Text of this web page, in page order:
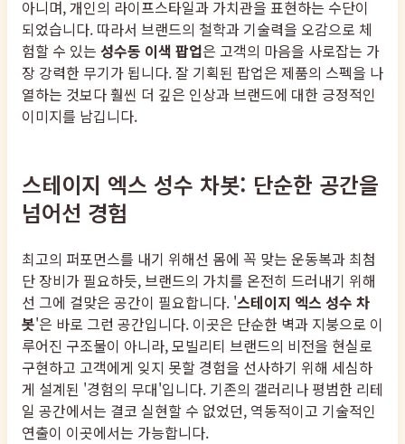
아니며, 개인의 라이프스타일과 가치관을 표현하는 수단이
되었습니다. 따라서 브랜드의 철학과 기술력을 오감으로 체
험할 수 있는 성수동 이색 팝업은 고객의 마음을 사로잡는 가
장 강력한 무기가 됩니다. 잘 기획된 팝업은 제품의 스펙을 나
열하는 것보다 훨씬 더 깊은 인상과 브랜드에 대한 긍정적인
이미지를 남깁니다.
스테이지 엑스 성수 차봇: 단순한 공간을
넘어선 경험
최고의 퍼포먼스를 내기 위해선 몸에 꼭 맞는 운동복과 최첨
단 장비가 필요하듯, 브랜드의 가치를 온전히 드러내기 위해
선 그에 걸맞은 공간이 필요합니다. '스테이지 엑스 성수 차
봇'은 바로 그런 공간입니다. 이곳은 단순한 벽과 지붕으로 이
루어진 구조물이 아니라, 모빌리티 브랜드의 비전을 현실로
구현하고 고객에게 잊지 못할 경험을 선사하기 위해 세심하
게 설계된 '경험의 무대'입니다. 기존의 갤러리나 평범한 리테
일 공간에서는 결코 실현할 수 없었던, 역동적이고 기술적인
연출이 이곳에서는 가능합니다.